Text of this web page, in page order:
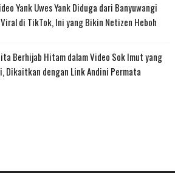
Yank Uwes Yank Diduga dari Banyuwangi
di TikTok, Ini yang Bikin Netizen Heboh
Berhijab Hitam dalam Video Sok Imut yang
Dikaitkan dengan Link Andini Permata